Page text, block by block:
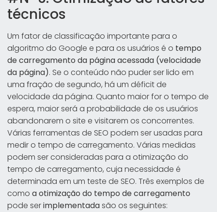
técnicos
Um fator de classificação importante para o
algoritmo do Google e para os usuários é o tempo
de carregamento da página acessada (velocidade
da página). Se o conteúdo não puder ser lido em
uma fração de segundo, há um déficit de
velocidade da página. Quanto maior for o tempo de
espera, maior será a probabilidade de os usuários
abandonarem o site e visitarem os concorrentes.
Várias ferramentas de SEO podem ser usadas para
medir o tempo de carregamento. Várias medidas
podem ser consideradas para a otimização do
tempo de carregamento, cuja necessidade é
determinada em um teste de SEO. Três exemplos de
como a otimização do tempo de carregamento
pode serimplementadasão os seguintes: